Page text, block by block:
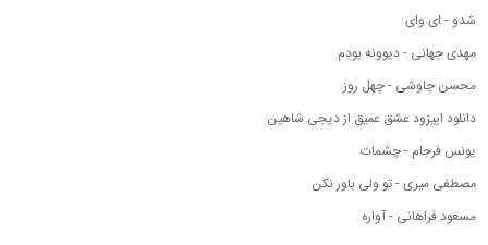
شدو - ای وای
مهدی جهانی - دیوونه بودم
محسن چاوشی - چهل روز
دانلود اپیزود عشق عمیق از دیجی شاهین
یونس فرجام - چشمات
مصطفی میری - تو ولی باور نکن
مسعود فراهانی - آواره